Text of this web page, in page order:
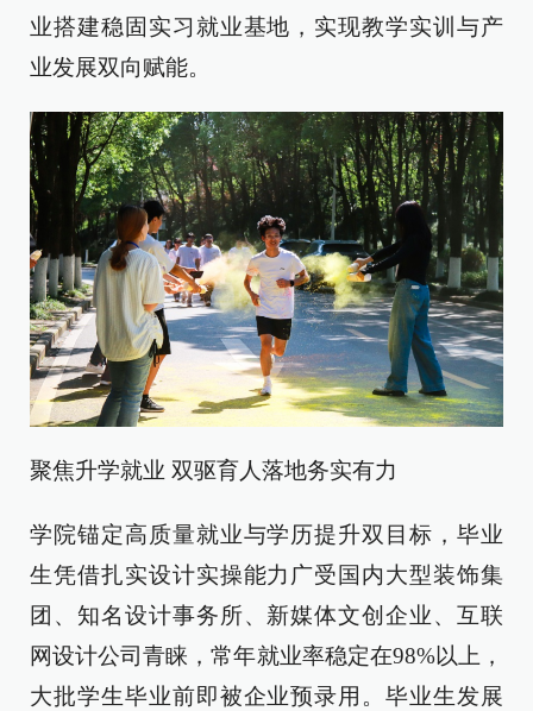
业搭建稳固实习就业基地，实现教学实训与产
业发展双向赋能。
聚焦升学就业 双驱育人落地务实有力
学院锚定高质量就业与学历提升双目标，毕业
生凭借扎实设计实操能力广受国内大型装饰集
团、知名设计事务所、新媒体文创企业、互联
网设计公司青睐，常年就业率稳定在98%以上，
大批学生毕业前即被企业预录用。毕业生发展